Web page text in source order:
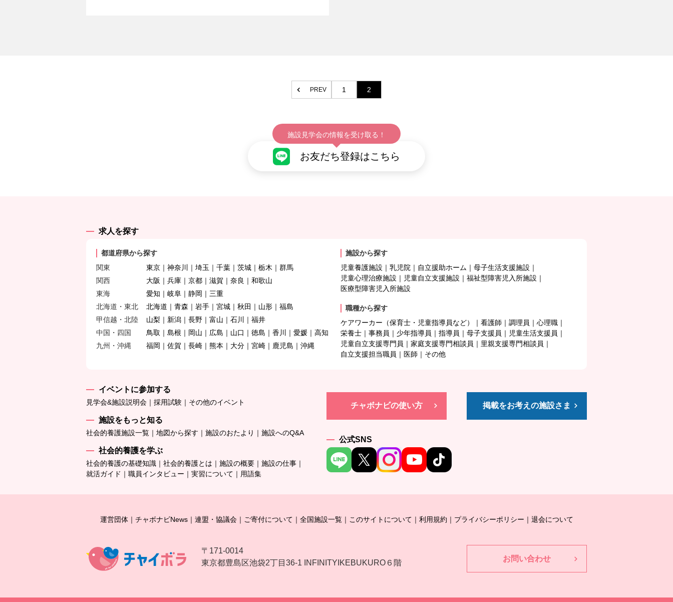
PREV 1 2
施設見学会の情報を受け取る！
お友だち登録はこちら
求人を探す
都道府県から探す
関東
東京 神奈川 埼玉 千葉 茨城 栃木
群馬
関西
大阪 兵庫 京都 滋賀 奈良
和歌山
東海
愛知 岐阜 静岡
三重
北海道・東北
北海道 青森 岩手 宮城 秋田 山形
福島
甲信越・北陸
山梨 新潟 長野 富山 石川
福井
中国・四国
鳥取 島根 岡山 広島 山口 徳島 香川 愛媛
高知
九州・沖縄
福岡 佐賀 長崎 熊本 大分 宮崎 鹿児島 沖縄
施設から探す
児童養護施設
乳児院 自立援助ホーム
母子生活支援施設
児童心理治療施設
児童自立支援施設
福祉型障害児入所施設
医療型障害児入所施設
職種から探す
ケアワーカー（保育士・児童指導員など）
看護師 調理員
心理職
栄養士
事務員 少年指導員 指導員 母子支援員
児童生活支援員
児童自立支援専門員
家庭支援専門相談員
里親支援専門相談員
自立支援担当職員
医師 その他
イベントに参加する
見学会&施設説明会 採用試験 その他のイベント
施設をもっと知る
社会的養護施設一覧 地図から探す 施設のおたより 施設へのQ&A
社会的養護を学ぶ
社会的養護の基礎知識 社会的養護とは 施設の概要
施設の仕事
就活ガイド
職員インタビュー 実習について 用語集
チャボナビの使い方 掲載をお考えの施設さま
公式SNS
運営団体 チャボナビNews 連盟・協議会 ご寄付について 全国施設一覧 このサイトについて 利用規約 プライバシーポリシー 退会について
お問い合わせ
〒171-0014
東京都豊島区池袋2丁目36-1 INFINITYIKEBUKURO６階